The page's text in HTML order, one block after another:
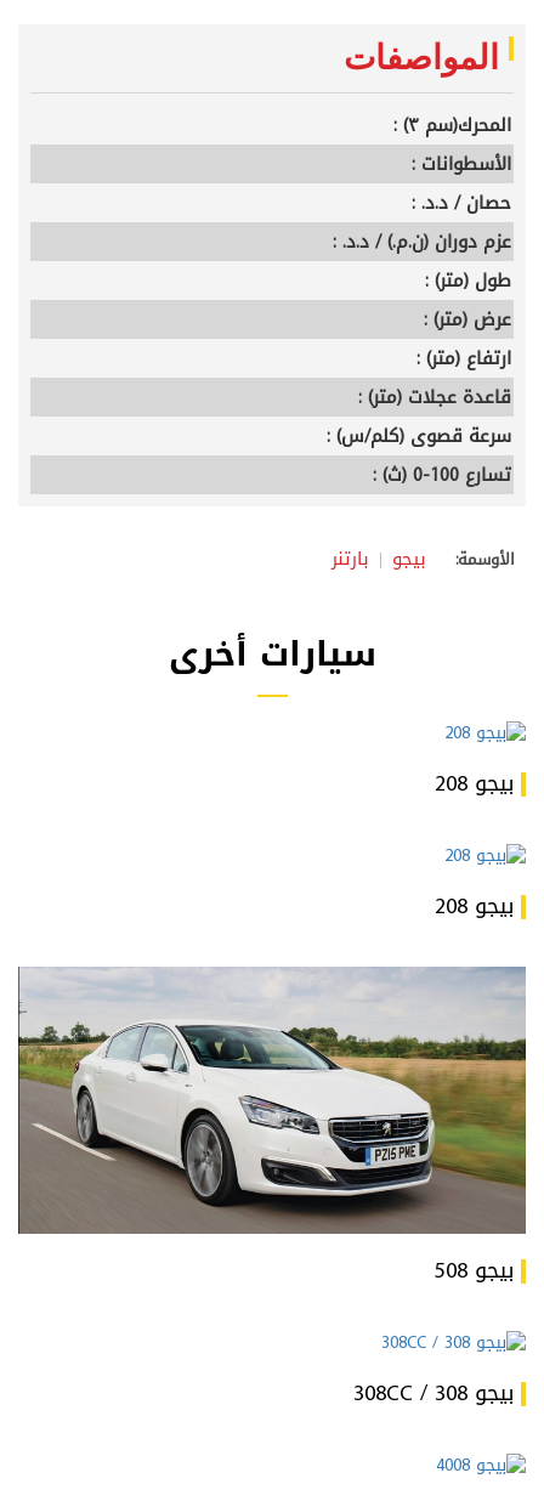
المواصفات
المحرك(سم ٣) :
الأسطوانات :
حصان / د.د. :
عزم دوران (ن.م.) / د.د. :
طول (متر) :
عرض (متر) :
ارتفاع (متر) :
قاعدة عجلات (متر) :
سرعة قصوى (كلم/س) :
تسارع 100-0 (ث) :
الأوسمة: بيجو بارتنر
سيارات أخرى
بيجو 208
بيجو 208
بيجو 508
بيجو 308 / 308CC